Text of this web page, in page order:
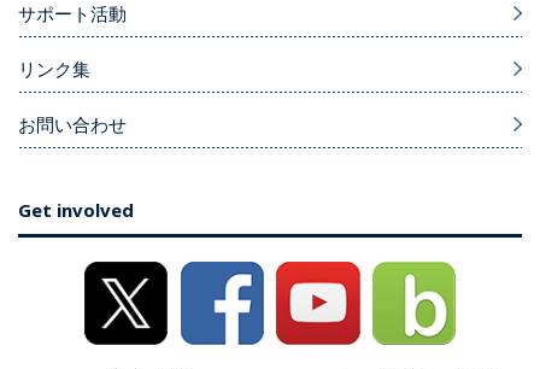
サポート活動
リンク集
お問い合わせ
Get involved